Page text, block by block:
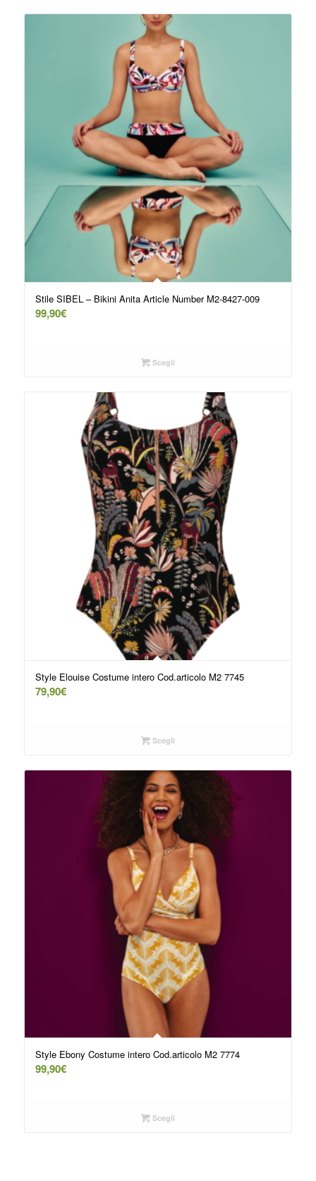
Stile SIBEL – Bikini Anita Article Number M2-8427-009
99,90€
Scegli
Style Elouise Costume intero Cod.articolo M2 7745
79,90€
Scegli
Style Ebony Costume intero Cod.articolo M2 7774
99,90€
Scegli